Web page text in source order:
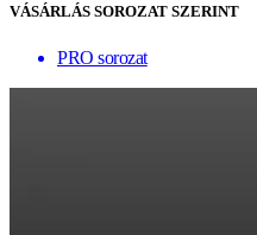
VÁSÁRLÁS SOROZAT SZERINT
PRO sorozat